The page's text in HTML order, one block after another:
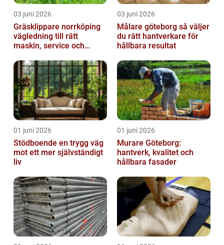
03 juni 2026
Gräsklippare norrköping
vägledning till rätt
maskin, service och
03 juni 2026
Målare göteborg så väljer
du rätt hantverkare för
hållbara resultat
01 juni 2026
Stödboende en trygg väg
mot ett mer självständigt
liv
01 juni 2026
Murare Göteborg:
hantverk, kvalitet och
hållbara fasader